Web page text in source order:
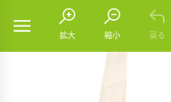
拡大 縮小 戻る